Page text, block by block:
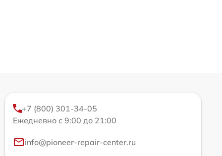
+7 (800) 301-34-05
Ежедневно с 9:00 до 21:00
info@pioneer-repair-center.ru